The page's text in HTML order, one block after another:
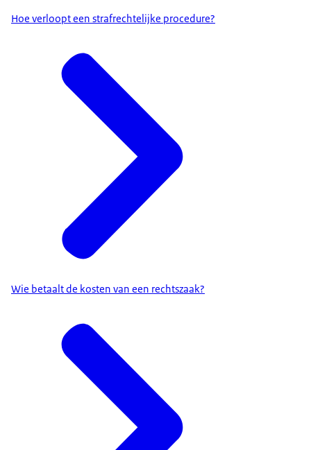
Hoe verloopt een strafrechtelijke procedure?
Wie betaalt de kosten van een rechtszaak?